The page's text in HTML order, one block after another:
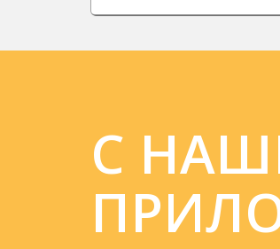
С